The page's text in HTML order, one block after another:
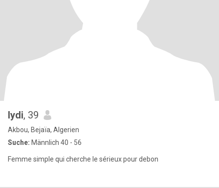
lydi, 39
Akbou, Bejaïa, Algerien
Suche: Männlich 40 - 56
Femme simple qui cherche le sérieux pour debon